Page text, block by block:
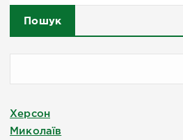
Пошук
Херсон
Миколаїв